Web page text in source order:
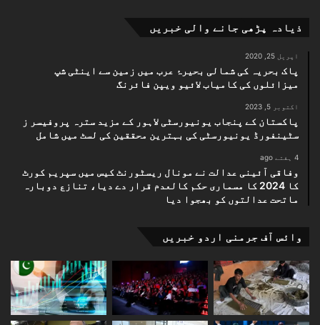
ذیادہ پڑھی جانے والی خبریں
اپریل 25, 2020
پاک بحریہ کی شمالی بحیرۂ عرب میں زمین سے اینٹی شپ
میزائلوں کی کامیاب لائیو ویپن فائرنگ
اکتوبر 5, 2023
پاکستان کے پنجاب یونیورسٹی لاہور کے مزید سترہ پروفیسر ز
سٹینفورڈ یونیورسٹی کی بہترین محققین کی لسٹ میں شامل
4 ہفتے ago
وفاقی آئینی عدالت نے مونال ریسٹورنٹ کیس میں سپریم کورٹ
کا 2024 کا مسماری حکم کالعدم قرار دے دیا، تنازع دوبارہ
ماتحت عدالتوں کو بھجوا دیا
وائس آف جرمنی اردو خبریں